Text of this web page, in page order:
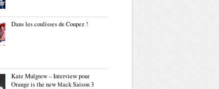
Dans les coulisses de Coupez !
Kate Mulgrew – Interview pour
Orange is the new black Saison 3